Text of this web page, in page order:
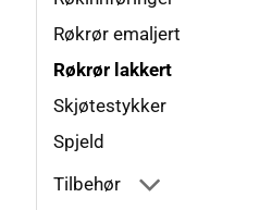
Røkrør emaljert
Røkrør lakkert
Skjøtestykker
Spjeld
Tilbehør